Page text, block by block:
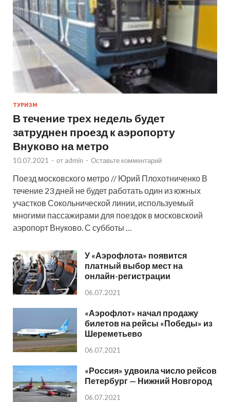
ТУРИЗМ
В течение трех недель будет
затруднен проезд к аэропорту
Внуково на метро
10.07.2021 - от admin - Оставьте комментарий
Поезд московского метро // Юрий Плохотниченко В
течение 23 дней не будет работать один из южных
участков Сокольнической линии, используемый
многими пассажирами для поездок в московскоий
аэропорт Внуково. С субботы …
У «Аэрофлота» появится
платный выбор мест на
онлайн-регистрации
06.07.2021
«Аэрофлот» начал продажу
билетов на рейсы «Победы» из
Шереметьево
06.07.2021
«Россия» удвоила число рейсов
Петербург — Нижний Новгород
06.07.2021